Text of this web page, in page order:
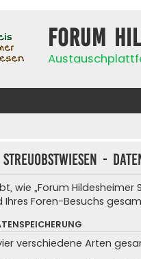
Forum
Streuobstwiesen -
wie „Forum
Foren-Besuchs
verschiedene Arten